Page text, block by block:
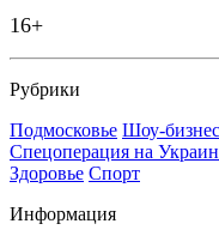
16+
Рубрики
Подмосковье Шоу-бизнес
Спецоперация на
Здоровье Спорт
Информация